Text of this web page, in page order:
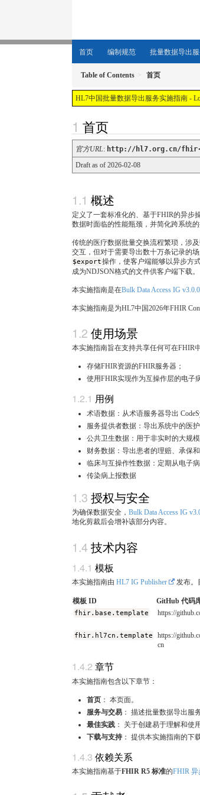
首页 编制规范 批量数据导出
Table of Contents 首页
HL7中国批量数据导出服务实施指南 -
首页
官方URL: http://hl7.org.cn/fhir-
Draft as of 2026-02-08
概述
定义了一套标准化的、基于FHIR的异步
数据时面临的性能瓶颈，并简化跨系统的
传统的医疗数据批量交换流程繁琐，涉
交互，但对于需要导出数十万条记录的
$export操作，使客户端能够以异步方
成为NDJSON格式的文件供客户端下载。
本实施指南是在Bulk Data Access IG v3.0.0
本实施指南是为HL7中国2026年FHIR
使用场景
本实施指南旨在支持共享任何可在FHIR
存储FHIR资源的FHIR服务器；
使用FHIR实现作为互操作层的电子
用例
术语数据：从术语服务器导出
服务提供者数据：导出系统中的医
公共卫生数据：用于非实时的大规
财务数据：导出患者的理赔、承保
临床与互操作性数据：定期从电子
传染病上报数据
授权与安全
为确保数据安全， Bulk Data Access IG
地化剪裁后会增补该部分内容。
技术内容
模板
本实施指南由 HL7 IG Publisher 发布。
模板 ID GitHub 代码
fhir.base.template
https://
fhir.hl7cn.template
https://
cn
章节
本实施指南包含以下章节：
首页 ： 本页面。
服务与交易 ： 描述批量数据导出服
最佳实践 ： 关于创建易于理解和使
下载与支持 ： 提供本实施指南的下
依赖关系
本实施指南基于FHIR R5 标准的FHIR